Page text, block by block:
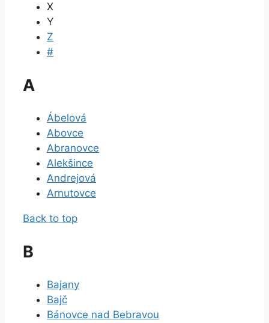
X
Y
Z
#
A
Ábelová
Abovce
Abranovce
Alekšince
Andrejová
Arnutovce
Back to top
B
Bajany
Bajč
Bánovce nad Bebravou